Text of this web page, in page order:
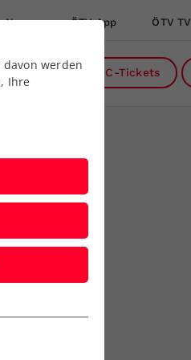
News ÖTV App ÖTV TV
DC-Tickets
werden
Ihre
der